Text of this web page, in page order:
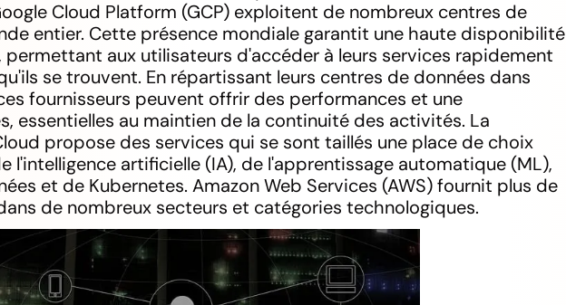
Cloud Platform (GCP) exploitent de nombreux centres de
entier. Cette présence mondiale garantit une haute disponibilité
permettant aux utilisateurs d'accéder à leurs services rapidement
se trouvent. En répartissant leurs centres de données dans
fournisseurs peuvent offrir des performances et une
essentielles au maintien de la continuité des activités. La
propose des services qui se sont taillés une place de choix
l'intelligence artificielle (IA), de l'apprentissage automatique (ML),
et de Kubernetes. Amazon Web Services (AWS) fournit plus de
de nombreux secteurs et catégories technologiques.